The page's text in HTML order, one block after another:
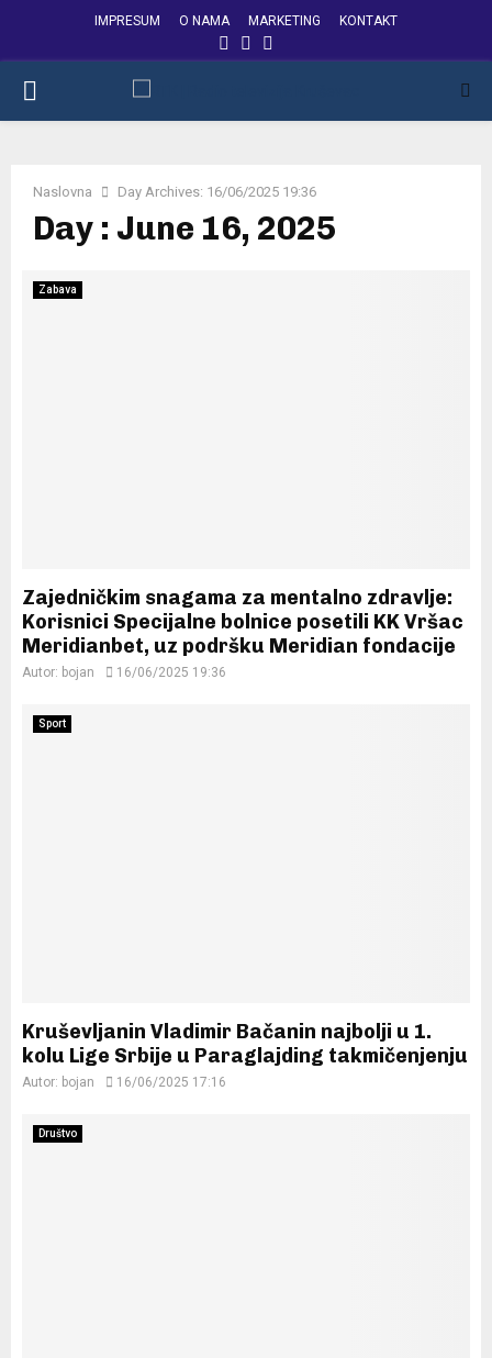
IMPRESUM O NAMA MARKETING KONTAKT
FACEBOOK
INSTAGRAM
PRIMARY
Naslovna Day Archives: 16/06/2025 19:36
Day : June 16, 2025
Zabava
Zajedničkim snagama za mentalno zdravlje:
Korisnici Specijalne bolnice posetili KK Vršac
Meridianbet, uz podršku Meridian fondacije
Autor: bojan 16/06/2025 19:36
Sport
Kruševljanin Vladimir Bačanin najbolji u 1.
kolu Lige Srbije u Paraglajding takmičenjenju
Autor: bojan 16/06/2025 17:16
Društvo